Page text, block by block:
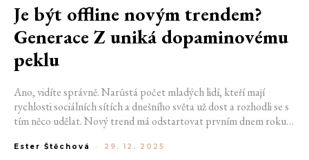
Je být offline novým trendem?
Generace Z uniká dopaminovému
peklu
Ano, vidíte správně. Narůstá počet mladých lidí, kteří mají
rychlosti sociálních sítích a dnešního světa už dost a rozhodli se s
tím něco udělat. Nový trend má odstartovat prvním dnem roku
deaktivovat účty na Instagramu ve jménu takzvaného
Ester Štěchová - 29. 12. 2025